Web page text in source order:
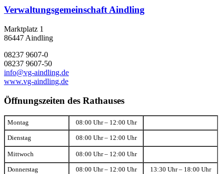
Verwaltungsgemeinschaft Aindling
Marktplatz 1
86447 Aindling
08237 9607-0
08237 9607-50
info@vg-aindling.de
www.vg-aindling.de
Öffnungszeiten des Rathauses
Montag 08:00 Uhr – 12:00 Uhr
Dienstag 08:00 Uhr – 12:00 Uhr
Mittwoch 08:00 Uhr – 12:00 Uhr
Donnerstag 08:00 Uhr – 12:00 Uhr 13:30 Uhr – 18:00 Uhr